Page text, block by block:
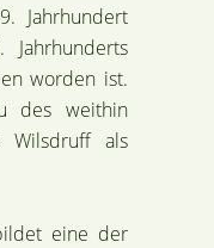
Jahrhundert
worden ist.
des weithin
Wilsdruff als
eine der